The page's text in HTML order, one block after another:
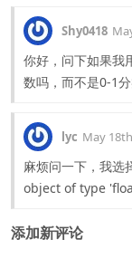
Shy0418
你好，问下如果我
数吗，而不是0-1
lyc May
麻烦问一下，我选
object of type
添加新评论